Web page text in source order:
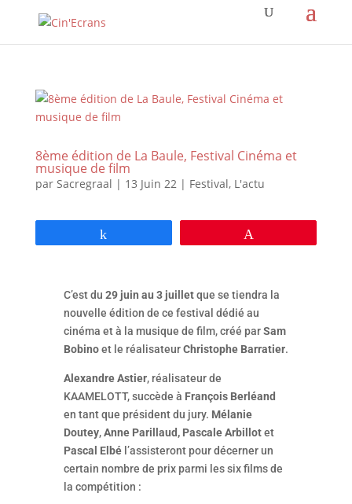
8ème édition de La Baule, Festival Cinéma et
musique de film
par Sacregraal | 13 Juin 22| Festival, L'actu
C’est du 29 juin au 3 juilletque se tiendra la
nouvelle édition de ce festival dédié au
cinéma et à la musique de film, créé parSam
Bobinoet le réalisateurChristophe Barratier.
Alexandre Astier, réalisateur de
KAAMELOTT, succède à François Berléand
en tant que président du jury. Mélanie
Doutey,Anne Parillaud, Pascale Arbillotet
Pascal Elbél’assisteront pour décerner un
certain nombre de prix parmi les six films de
la compétition :